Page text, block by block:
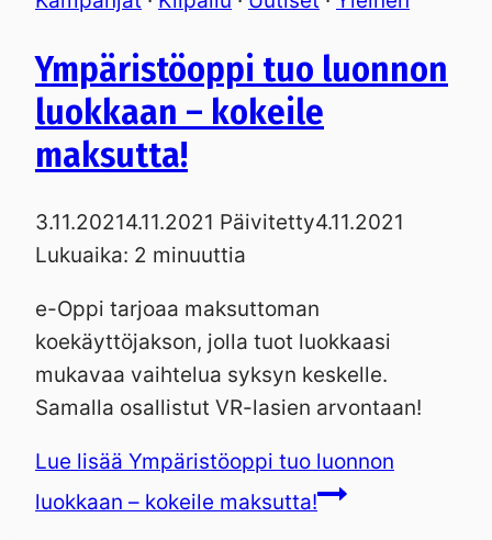
Ympäristöoppi tuo luonnon
luokkaan – kokeile
maksutta!
3.11.20214.11.2021 Päivitetty4.11.2021
Lukuaika: 2 minuuttia
e-Oppi tarjoaa maksuttoman
koekäyttöjakson, jolla tuot luokkaasi
mukavaa vaihtelua syksyn keskelle.
Samalla osallistut VR-lasien arvontaan!
Lue lisää Ympäristöoppi tuo luonnon
luokkaan – kokeile maksutta!